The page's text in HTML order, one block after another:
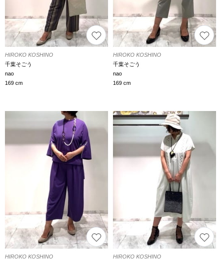
HIROKO KOSHINO
千葉そごう
nao
169 cm
HIROKO KOSHINO
千葉そごう
nao
169 cm
HIROKO KOSHINO
HIROKO KOSHINO